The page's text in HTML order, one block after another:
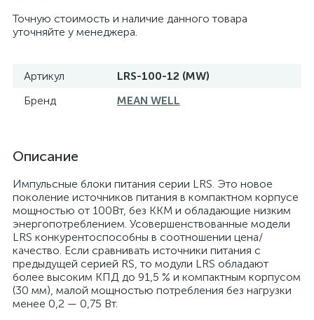
Точную стоимость и наличие данного товара
уточняйте у менеджера.
Артикул
LRS-100-12 (MW)
Бренд
MEAN WELL
Описание
Импульсные блоки питания серии LRS. Это новое
поколение источников питания в компактном корпусе
мощностью от 100Вт, без ККМ и обладающие низким
энергопотреблением. Усовершенствованные модели
LRS конкурентоспособны в соотношении цена/
качество. Если сравнивать источники питания с
предыдущей серией RS, то модули LRS обладают
более высоким КПД до 91,5 % и компактным корпусом
(30 мм), малой мощностью потребления без нагрузки
менее 0,2 — 0,75 Вт.